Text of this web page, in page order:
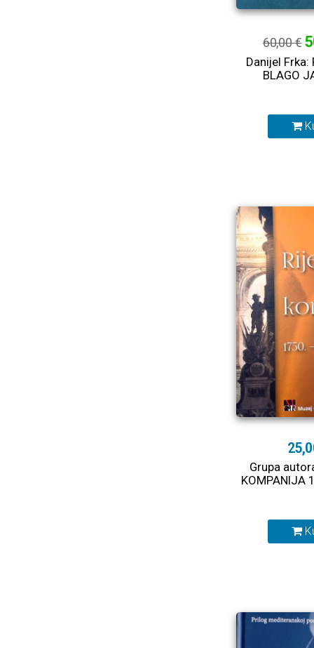
60,00 €
Danijel Frka:
BLAGO
Grupa
KOMPANIJA